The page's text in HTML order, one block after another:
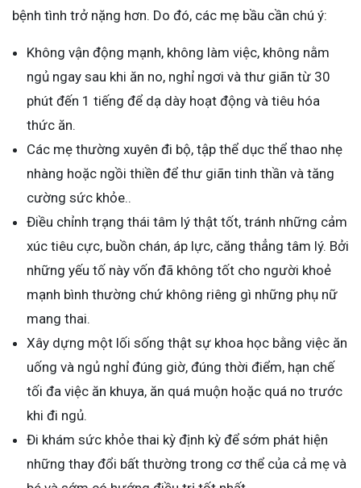
bệnh tình trở nặng hơn. Do đó, các mẹ bầu cần chú ý:
Không vận động mạnh, không làm việc, không nằm
ngủ ngay sau khi ăn no, nghỉ ngơi và thư giãn từ 30
phút đến 1 tiếng để dạ dày hoạt động và tiêu hóa
thức ăn.
Các mẹ thường xuyên đi bộ, tập thể dục thể thao nhẹ
nhàng hoặc ngồi thiền để thư giãn tinh thần và tăng
cường sức khỏe..
Điều chỉnh trạng thái tâm lý thật tốt, tránh những cảm
xúc tiêu cực, buồn chán, áp lực, căng thẳng tâm lý. Bởi
những yếu tố này vốn đã không tốt cho người khoẻ
mạnh bình thường chứ không riêng gì những phụ nữ
mang thai.
Xây dựng một lối sống thật sự khoa học bằng việc ăn
uống và ngủ nghỉ đúng giờ, đúng thời điểm, hạn chế
tối đa việc ăn khuya, ăn quá muộn hoặc quá no trước
khi đi ngủ.
Đi khám sức khỏe thai kỳ định kỳ để sớm phát hiện
những thay đổi bất thường trong cơ thể của cả mẹ và